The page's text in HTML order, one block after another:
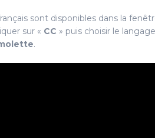
sont disponibles dans la
sur « CC » puis choisir le
.